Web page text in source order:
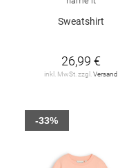
Sweatshirt
26,99 €
inkl. MwSt. zzgl. Versand
-33%